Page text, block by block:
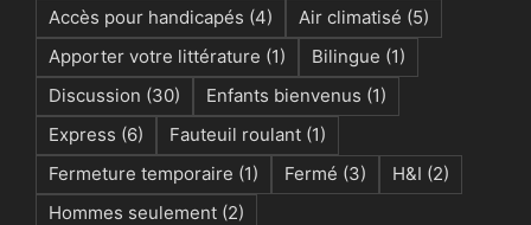
Accès pour handicapés (4) Air climatisé (5)
Apporter votre littérature (1) Bilingue (1)
Discussion (30) Enfants bienvenus (1)
Express (6) Fauteuil roulant (1)
Fermeture temporaire (1) Fermé (3) H&I (2)
Hommes seulement (2)